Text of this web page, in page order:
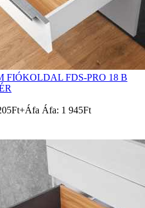
FIÓKOLDAL FDS-PRO 18 B
Ft+Áfa Áfa: 1 945Ft